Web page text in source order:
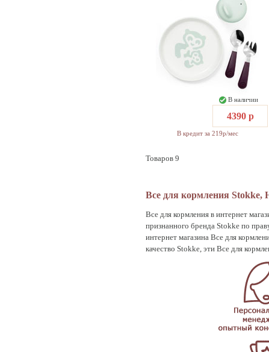
В наличии
4390 р
В кредит за 219р/мес
Товаров 9
Все для кормления Stokke,
Все для кормления в интернет
признанного бренда Stokke по
интернет магазина Все для
качество Stokke, эти Все для